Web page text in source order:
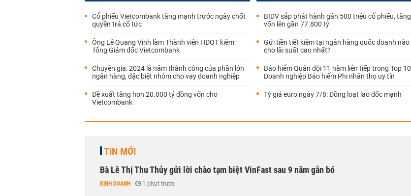
Cổ phiếu Vietcombank tăng mạnh trước ngày chốt
quyền trả cổ tức
Ông Lê Quang Vinh làm Thành viên HĐQT kiêm
Tổng Giám đốc Vietcombank
Chuyên gia: 2024 là năm thành công của phần lớn
ngân hàng, đặc biệt nhóm cho vay doanh nghiệp
Đề xuất tăng hơn 20.000 tỷ đồng vốn cho
Vietcombank
BIDV sắp phát hành gần 500 triệu cổ phiếu, tăng
vốn lên gần 77.800 tỷ
Gửi tiền tiết kiệm tại ngân hàng quốc doanh nào
cho lãi suất cao nhất?
Bảo hiểm Quân đội 11 năm liên tiếp trong Top 10
Doanh nghiệp Bảo hiểm Phi nhân thọ uy tín
Tỷ giá euro ngày 7/8: Đồng loạt lao dốc mạnh
TIN MỚI
Bà Lê Thị Thu Thủy gửi lời chào tạm biệt VinFast sau 9 năm gắn bó
KINH DOANH - 1 phút trước